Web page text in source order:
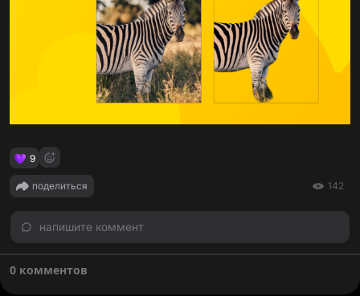
9
поделиться 142
напишите коммент
0 комментов